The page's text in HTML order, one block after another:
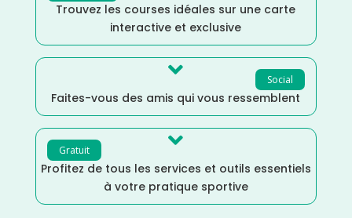
Trouvez les courses idéales sur une carte
interactive et exclusive
Social

Faites-vous des amis qui vous ressemblent
Gratuit 
Profitez de tous les services et outils essentiels
à votre pratique sportive